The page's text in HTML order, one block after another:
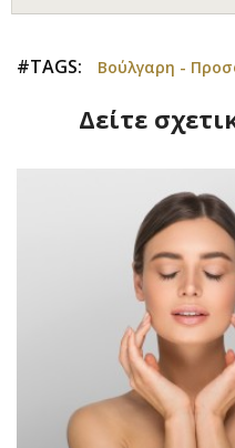
#TAGS: Βούλγαρη -
Δείτε